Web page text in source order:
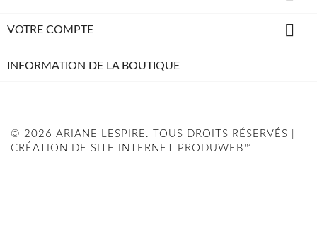
VOTRE COMPTE 
INFORMATION DE LA BOUTIQUE
© 2026 ARIANE LESPIRE. TOUS DROITS RÉSERVÉS |
CRÉATION DE SITE INTERNET PRODUWEB™